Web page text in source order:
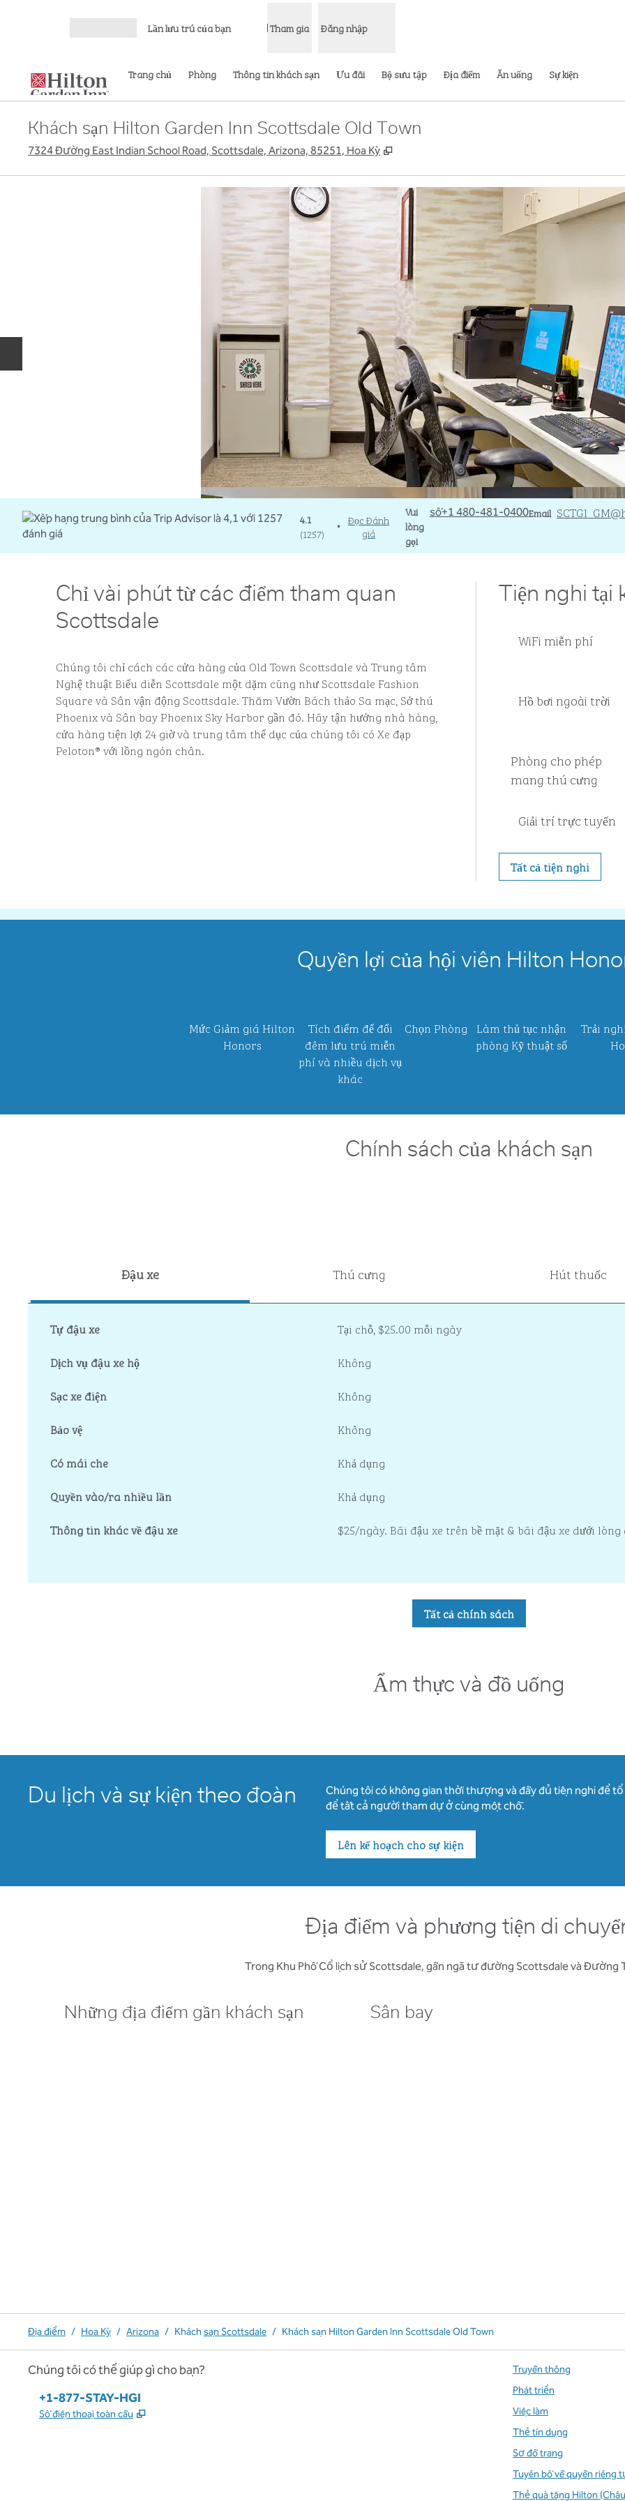
Lần lưu trú của bạn Tham gia Đăng nhập
Trang chủ Phòng Thông tin khách sạn Ưu đãi Bộ sưu tập Địa điểm Ăn uống Sự kiện
Khách sạn Hilton Garden Inn Scottsdale Old Town
7324 Đường East Indian School Road, Scottsdale, Arizona, 85251, Hoa Kỳ ,
4.1
(1257)
•
Đọc Đánh
giá
Vui
lòng
gọi
Gọi số+1 480-481-0400Email
Email SCTGI_GM
Chỉ vài phút từ các điểm tham quan
Scottsdale
Chúng tôi chỉ cách các cửa hàng của Old Town Scottsdale và Trung tâm
Nghệ thuật Biểu diễn Scottsdale một dặm cũng như Scottsdale Fashion
Square và Sân vận động Scottsdale. Thăm Vườn Bách thảo Sa mạc, Sở thú
Phoenix và Sân bay Phoenix Sky Harbor gần đó. Hãy tận hưởng nhà hàng,
cửa hàng tiện lợi 24 giờ và trung tâm thể dục của chúng tôi có Xe đạp
Peloton® với lồng ngón chân.
Tiện nghi tại
WiFi miễn phí
Hồ bơi ngoài trời
Phòng cho phép
mang thú cưng
Giải trí trực tuyến
Tất cả tiện nghi
Quyền lợi của hội viên Hilton
Mức Giảm giá Hilton
Honors
Tích điểm để đổi
đêm lưu trú miễn
phí và nhiều dịch vụ
khác
Chọn Phòng
Làm thủ tục nhận
phòng Kỹ thuật số
Trải
Chính sách của khách sạn
Đậu xe Thú cưng Hút thuốc
Tự đậu xe Tại chỗ, $25.00 mỗi ngày
Dịch vụ đậu xe hộ
Không
Sạc xe điện
Không
Bảo vệ
Không
Có mái che
Khả dụng
Quyền vào/ra nhiều lần
Khả dụng
Thông tin khác về đậu xe
$25/ngày. Bãi đậu xe trên bề mặt & bãi đậu xe dưới lòng
Tất cả chính sách
Ẩm thực và đồ uống
Du lịch và sự kiện theo đoàn
Chúng tôi có không gian thời thượng và đầy đủ tiện nghi để
để tất cả người tham dự ở cùng một chỗ.
Lên kế hoạch cho sự kiện
Địa điểm và phương tiện di
Trong Khu Phố Cổ lịch sử Scottsdale, gần ngã tư đường Scottsdale và Đường
Những địa điểm gần khách sạn Sân bay
Địa điểm / Hoa Kỳ / Arizona / Kháchsạn Scottsdale / Khách sạn Hilton Garden Inn Scottsdale Old Town
Chúng tôi có thể giúp gì cho bạn?
Điện thoại:
+1-877-STAY-HGI
Số điện thoại toàn cầu ,
Truyền thông
Phát triển
Việc làm
Thẻ tín dụng
Sơ đồ trang
Tuyên bố về quyền riêng
Thẻ quà tặng Hilton